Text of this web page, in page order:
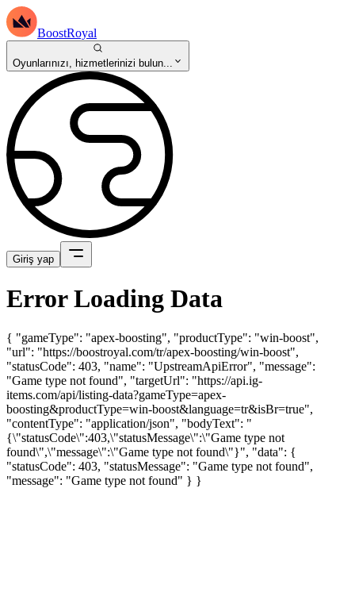
BoostRoyal
Oyunlarınızı, hizmetlerinizi bulun...
Giriş yap
Error Loading Data
{ "gameType": "apex-boosting", "productType": "win-boost",
"url": "https://boostroyal.com/tr/apex-boosting/win-boost",
"statusCode": 403, "name": "UpstreamApiError", "message":
"Game type not found", "targetUrl": "https://api.ig-
items.com/api/listing-data?gameType=apex-
boosting&productType=win-boost&language=tr&isBr=true",
"contentType": "application/json", "bodyText": "
{\"statusCode\":403,\"statusMessage\":\"Game type not
found\",\"message\":\"Game type not found\"}", "data": {
"statusCode": 403, "statusMessage": "Game type not found",
"message": "Game type not found" } }